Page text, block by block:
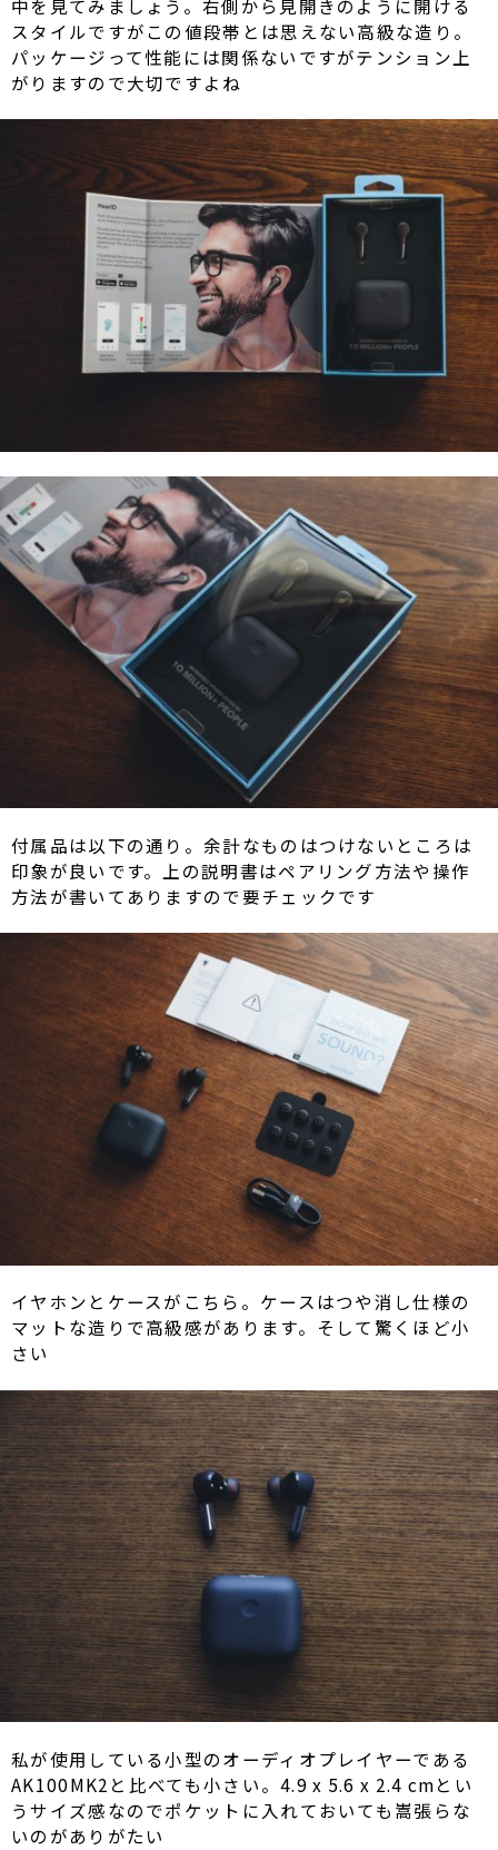
中を見てみましょう。右側から見開きのように開ける
スタイルですがこの値段帯とは思えない高級な造り。
パッケージって性能には関係ないですがテンション上
がりますので大切ですよね
付属品は以下の通り。余計なものはつけないところは
印象が良いです。上の説明書はペアリング方法や操作
方法が書いてありますので要チェックです
イヤホンとケースがこちら。ケースはつや消し仕様の
マットな造りで高級感があります。そして驚くほど小
さい
私が使用している小型のオーディオプレイヤーである
AK100MK2と比べても小さい。4.9 x 5.6 x 2.4 cmとい
うサイズ感なのでポケットに入れておいても嵩張らな
いのがありがたい